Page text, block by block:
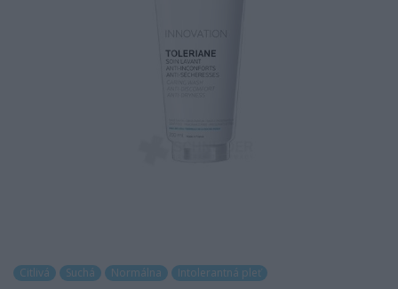
Citlivá Suchá Normálna Intolerantná pleť